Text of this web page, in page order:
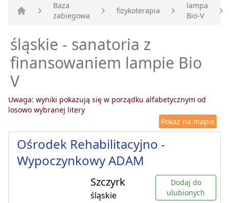
Strona główna
Baza
zabiegowa
fizykoterapia
lampa
Bio-V
śląskie - sanatoria z
finansowaniem lampie Bio
V
Uwaga: wyniki pokazują się w porządku alfabetycznym od
losowo wybranej litery
Pokaż na mapie
Ośrodek Rehabilitacyjno -
Wypoczynkowy ADAM
Szczyrk
śląskie
Dodaj do
ulubionych